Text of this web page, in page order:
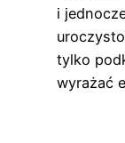
i
tylko
wyrażać